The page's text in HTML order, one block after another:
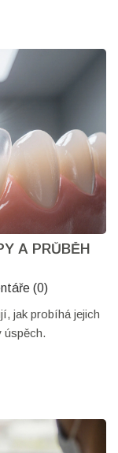
A PRŮBĚH
(0)
jak probíhá jejich
úspěch.